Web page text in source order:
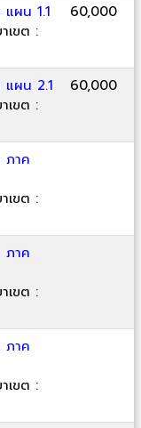
ผน 1.1
เขต :
60,000
แผน 2.1
เขต :
60,000
ภาค
เขต :
ภาค
เขต :
ภาค
เขต :